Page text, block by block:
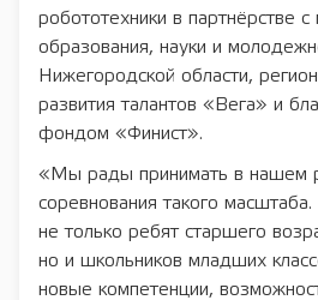
робототехники в партнёрстве с
образования, науки и
Нижегородской области,
развития талантов «Вега» и
фондом «Финист».
«Мы рады принимать в нашем
соревнования такого
не только ребят старшего
но и школьников младших
новые компетенции,